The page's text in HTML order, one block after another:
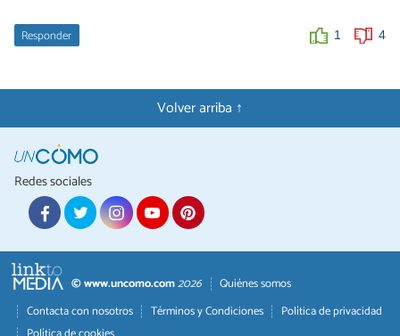
Responder 1 4
Volver arriba ↑
Redes sociales
© www.uncomo.com2026
Quiénes somos
Contacta con nosotros
Términos y Condiciones
Política de privacidad